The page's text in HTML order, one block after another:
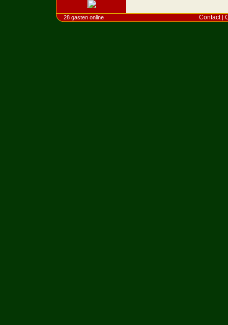
28 gasten online Contact|